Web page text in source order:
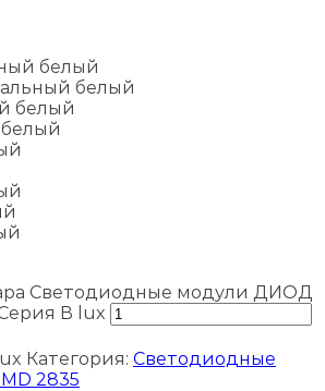
белый
белый
белый
Светодиодные модули ДИОД
В lux
Категория: Светодиодные
2835